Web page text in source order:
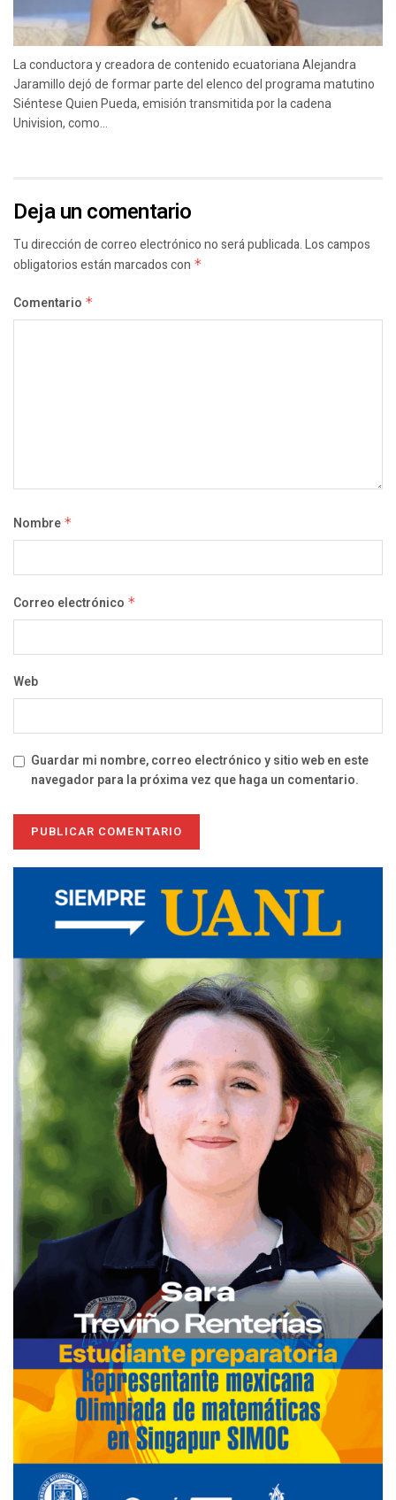
La conductora y creadora de contenido ecuatoriana Alejandra
Jaramillo dejó de formar parte del elenco del programa matutino
Siéntese Quien Pueda, emisión transmitida por la cadena
Univision, como...
Deja un comentario
Tu dirección de correo electrónico no será publicada.Los campos
obligatorios están marcados con *
Comentario *
Nombre *
Correo electrónico *
Web
Guardar mi nombre, correo electrónico y sitio web en este
navegador para la próxima vez que haga un comentario.